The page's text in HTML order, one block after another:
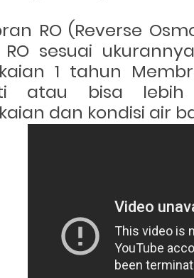
RO (Reverse
RO sesuai
1 tahun
atau bisa lebih
dan kondisi air